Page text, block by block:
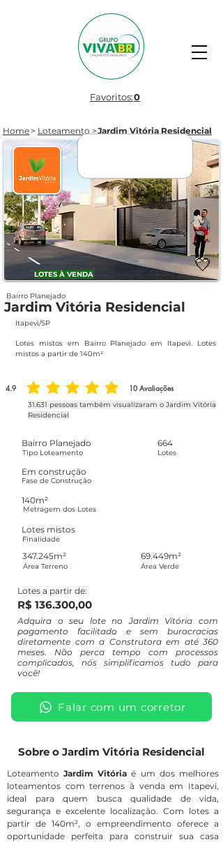
Favoritos:0
Home > Loteamento >Jardim Vitória Residencial
🤍
LOTES À VENDA
Jardim Vitória Residencial
Bairro Planejado
Itapevi/SP
Lotes mistos em Bairro Planejado em Itapevi. Lotes
mistos a partir de 140m²
4.9 10 Avaliações
classificação média é 4.9 de 5, com base em 10 votos, Avaliações
31.631 pessoas também visualizaram o Jardim Vitória
Residencial
Bairro Planejado
Tipo Loteamento
664
Lotes
Em construção
Fase de Construção
140m²
Metragem dos Lotes
Lotes mistos
Finalidade
347.245m²
Área Terreno
69.449m²
Área Verde
Lotes a partir de:
R$ 136.300,00
Adquira o seu lote no Jardim Vitória com
pagamento facilitado e sem burocracias
diretamente com a Construtora em até 360
meses. Não perca tempo com processos
complicados, nós simplificamos tudo para
você!
Falar com um corretor
Sobre o Jardim Vitória Residencial
Loteamento Jardim Vitória é um dos melhores
loteamentos com terrenos à venda em Itapevi,
ideal para quem busca qualidade de vida,
segurança e excelente localização. Com lotes a
partir de 140m², o empreendimento oferece a
oportunidade perfeita para construir sua casa